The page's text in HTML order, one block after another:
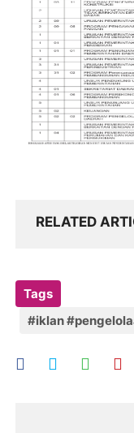
RELATED
Tags
#iklan